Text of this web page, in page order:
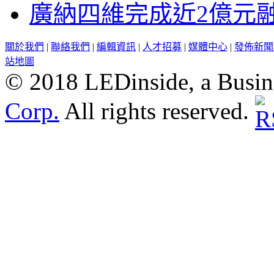
廣納四維完成近2億元
關於我們 | 聯絡我們 | 編輯資訊 | 人才招募 | 媒體中心 | 發佈新
站地圖
© 2018 LEDinside, a
Corp. All rights reserved.